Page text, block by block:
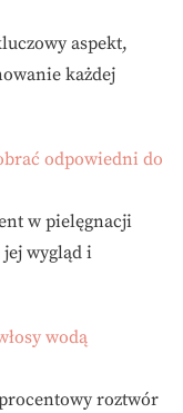
aspekt,
każdej
odpowiedni do
w pielęgnacji
wygląd i
wodą
roztwór